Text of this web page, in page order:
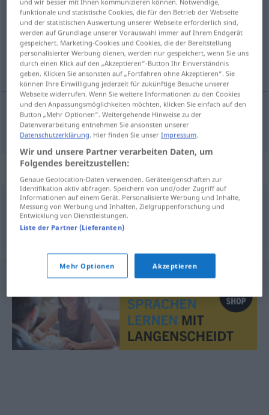
Übersicht aller Übersetzungen
(Für mehr Details die Übersetzung anklicken/antippen)
kurye, ulak
kurye, (özel)ulak Kurier
Synonyme für "Kurier"
Bote
funktionale und statistische Cookies, die für den Betrieb der Webseite
und der statistischen Auswertung unserer Webseite erforderlich sind,
werden auf Grundlage unserer Vorauswahl immer auf Ihrem Endgerät
gespeichert. Marketing-Cookies und Cookies, die der Bereitstellung
personalisierter Werbung dienen, werden nur gespeichert, wenn Sie uns
durch einen Klick auf den „Akzeptieren“-Button Ihr Einverständnis
geben. Klicken Sie ansonsten auf „Fortfahren ohne Akzeptieren“. Sie
können Ihre Einwilligung jederzeit für zukünftige Besuche unserer
Webseite widerrufen. Wenn Sie weitere Informationen zu den Cookies
und den Anpassungsmöglichkeiten möchten, klicken Sie einfach auf den
Button „Mehr Optionen“. Weitergehende Hinweise zu der
Datenverarbeitung entnehmen Sie ansonsten unserer
Datenschutzerklärung . Hier finden Sie unserImpressum
Wir und unsere Partner verarbeiten Daten, um
Folgendes bereitzustellen:
Genaue Geolocation-Daten verwenden. Geräteeigenschaften zur
Identifikation aktiv abfragen. Speichern von und/oder Zugriff auf
Informationen auf einem Gerät. Personalisierte Werbung und Inhalte,
Messung von Werbung und Inhalten, Zielgruppenforschung und
Entwicklung von Dienstleistungen.
Liste der Partner (Lieferanten)
Mehr Optionen Akzeptieren